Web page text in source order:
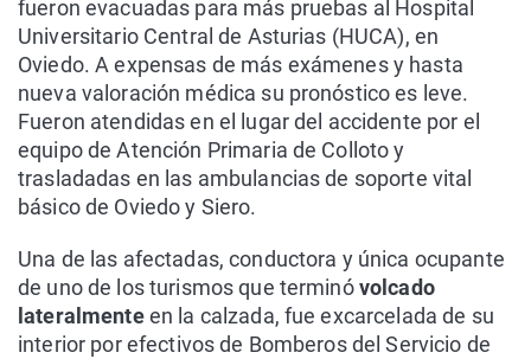
fueron evacuadas para más pruebas al Hospital
Universitario Central de Asturias (HUCA), en
Oviedo. A expensas de más exámenes y hasta
nueva valoración médica su pronóstico es leve.
Fueron atendidas en el lugar del accidente por el
equipo de Atención Primaria de Colloto y
trasladadas en las ambulancias de soporte vital
básico de Oviedo y Siero.
Una de las afectadas, conductora y única ocupante
de uno de los turismos que terminóvolcado
lateralmenteen la calzada, fue excarcelada de su
interior por efectivos de Bomberos del Servicio de